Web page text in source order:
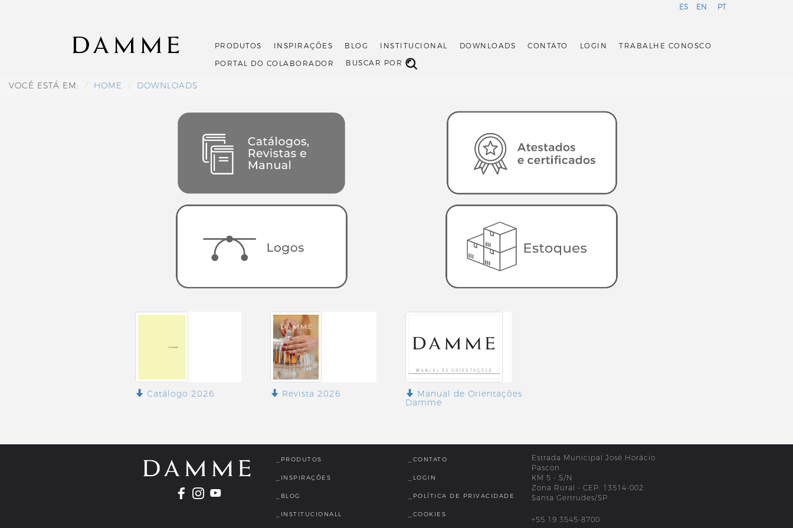
PT
EN
ES
PRODUTOS INSPIRAÇÕES BLOG INSTITUCIONAL DOWNLOADS CONTATO LOGIN
TRABALHE CONOSCO
PORTAL DO COLABORADOR
BUSCAR POR
VOCÊ ESTÁ EM: HOME DOWNLOADS
Catálogo 2026 Revista 2026 Manual de Orientações
Damme
_PRODUTOS
_INSPIRAÇÕES
_BLOG
_INSTITUCIONALL
_CONTATO
_LOGIN
_POLÍTICA DE PRIVACIDADE
_COOKIES
Estrada Municipal José Horácio
Pascon
KM 5 - S/N
Zona Rural - CEP: 13514-002
Santa Gertrudes/SP
+55 19 3545-8700